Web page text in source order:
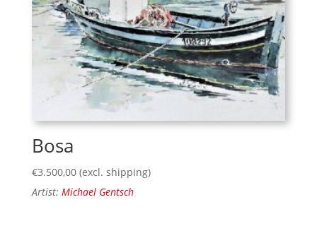
Bosa
€3.500,00 (excl. shipping)
Artist: Michael Gentsch